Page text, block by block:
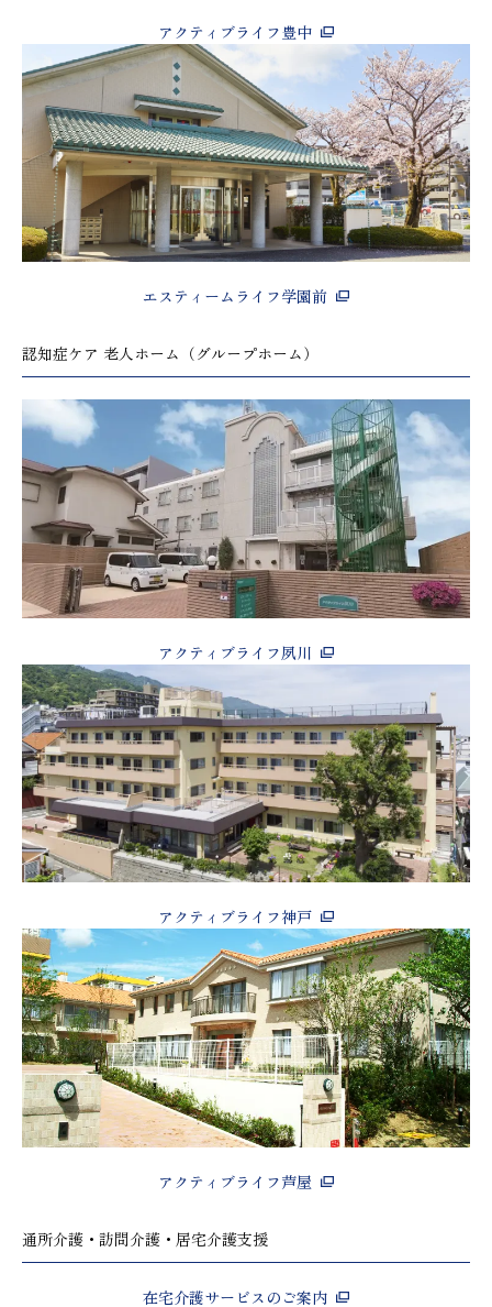
アクティブライフ豊中
エスティームライフ学園前
認知症ケア 老人ホーム（グループホーム）
アクティブライフ夙川
アクティブライフ神戸
アクティブライフ芦屋
通所介護・訪問介護・居宅介護支援
在宅介護サービスのご案内